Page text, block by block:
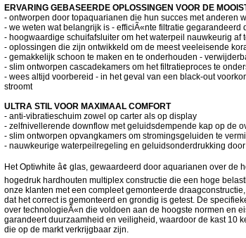
heeft
ervoor
gezorgd
dat
de
Aquaforest
aquaria
kunnen
worden
Elk
onderdeel
van
dit
ontworpen
aquarium
gemaakt
om
aan
de
meest
ERVARING GEBASEERDE OPLOSSINGEN VOOR DE
- ontworpen door topaquarianen die hun succes met anderen
- we weten wat belangrijk is - efficiÃ«nte filtratie
- hoogwaardige schuifafsluiter om het waterpeil nauwkeurig af
- oplossingen die zijn ontwikkeld om de meest veeleisende
- gemakkelijk schoon te maken en te onderhouden -
- slim ontworpen cascadekamers om het filtratieproces te
- wees altijd voorbereid - in het geval van een black-out
stroomt
ULTRA STIL VOOR MAXIMAAL COMFORT
- anti-vibratieschuim zowel op carter als op display
- zelfnivellerende downflow met geluidsdempende kap op de
- slim ontworpen opvangkamers om stromingsgeluiden te
- nauwkeurige waterpeilregeling en geluidsonderdrukking
Het Optiwhite â¢ glas, gewaardeerd door aquarianen over de
hogedruk hardhouten multiplex constructie die een hoge
onze klanten met een compleet gemonteerde
dat het correct is gemonteerd en grondig is getest. De
over technologieÃ«n die voldoen aan de hoogste normen en
garandeert duurzaamheid en veiligheid, waardoor de kast 10
die op de markt verkrijgbaar zijn.